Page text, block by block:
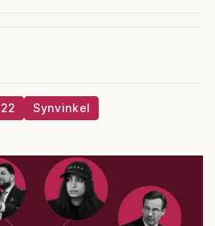
Synvinkel